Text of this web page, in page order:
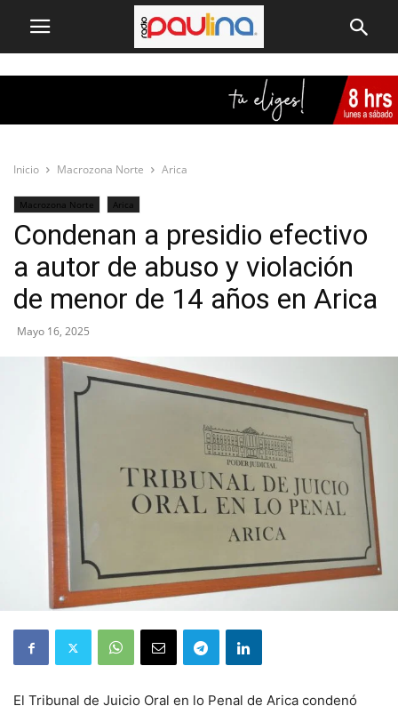
Inicio Macrozona Norte Arica
Macrozona Norte Arica
Condenan a presidio efectivo
a autor de abuso y violación
de menor de 14 años en Arica
Mayo 16, 2025
El Tribunal de Juicio Oral en lo Penal de Arica condenó